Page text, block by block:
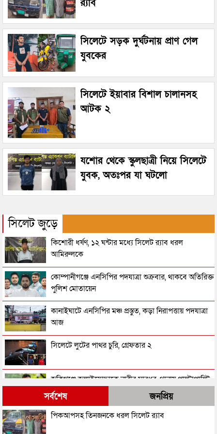
র‌্যাব
সিলেটে সড়ক দুর্ঘটনায় প্রাণ গেল
যুবকের
সিলেটে ইয়াবার বিশাল চালানসহ
আটক ২
যশোর থেকে স্কুলছাত্রী নিয়ে সিলেটে
যুবক, অতঃপর যা ঘটলো
সিলেট জুড়ে
কিশোরী ধর্ষণ, ১২ ঘন্টার মধ্যে সিলেট র‌্যাব ধরল
আমিরুলকে
কোম্পানীগঞ্জে এনসিপির পদযাত্রা শুক্রবার, থাকবে অতিরিক্ত
পুলিশ মোতায়েন
কানাইঘাটে এনসিপির মঞ্চ প্রস্তুত, কড়া নিরাপত্তায় পদযাত্রা
আজ
সিলেটে লুটের পাথর চুরি, গ্রেফতার ২
জকিগঞ্জে জুলাইযোদ্ধাকে নারীর মারধর, থানায় পাল্টাপাল্টি
অভিযোগ
সিলেটে ফুটবল ম্যাচ শেষে বাড়ি ফেরার পথে ছুরিকাঘাতে
সর্বশেষ জনপ্রিয়
পিকআপসহ তিনজনকে ধরল সিলেট র‌্যাব